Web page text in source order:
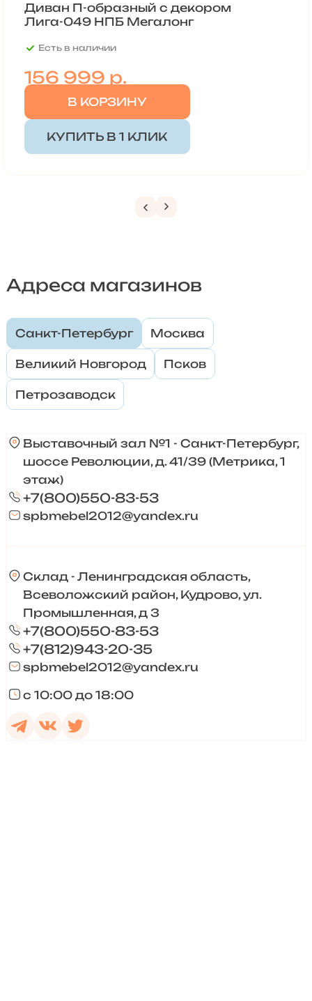
Диван П-образный с декором
Лига-049 НПБ Мегалонг
Есть в наличии
156 999 р.
В КОРЗИНУ
КУПИТЬ В 1 КЛИК
Адреса магазинов
Санкт-Петербург Москва
Великий Новгород Псков
Петрозаводск
Выставочный зал №1 - Санкт-Петербург,
шоссе Революции, д. 41/39 (Метрика, 1
этаж)
+7(800)550-83-53
spbmebel2012@yandex.ru
Склад - Ленинградская область,
Всеволожский район, Кудрово, ул.
Промышленная, д 3
+7(800)550-83-53
+7(812)943-20-35
spbmebel2012@yandex.ru
с 10:00 до 18:00